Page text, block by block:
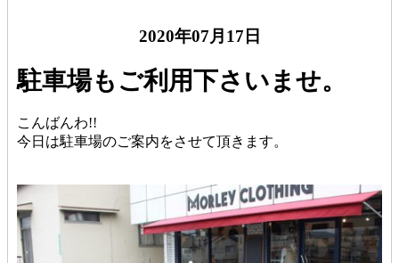
2020年07月17日
駐車場もご利用下さいませ。
こんばんわ!!
今日は駐車場のご案内をさせて頂きます。